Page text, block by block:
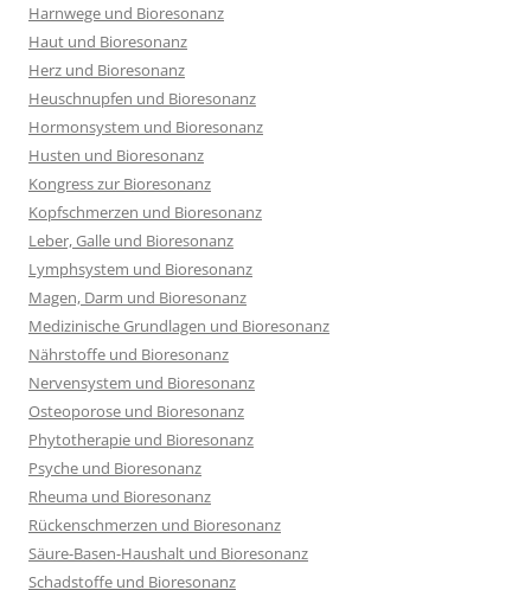
Harnwege und Bioresonanz
Haut und Bioresonanz
Herz und Bioresonanz
Heuschnupfen und Bioresonanz
Hormonsystem und Bioresonanz
Husten und Bioresonanz
Kongress zur Bioresonanz
Kopfschmerzen und Bioresonanz
Leber, Galle und Bioresonanz
Lymphsystem und Bioresonanz
Magen, Darm und Bioresonanz
Medizinische Grundlagen und Bioresonanz
Nährstoffe und Bioresonanz
Nervensystem und Bioresonanz
Osteoporose und Bioresonanz
Phytotherapie und Bioresonanz
Psyche und Bioresonanz
Rheuma und Bioresonanz
Rückenschmerzen und Bioresonanz
Säure-Basen-Haushalt und Bioresonanz
Schadstoffe und Bioresonanz